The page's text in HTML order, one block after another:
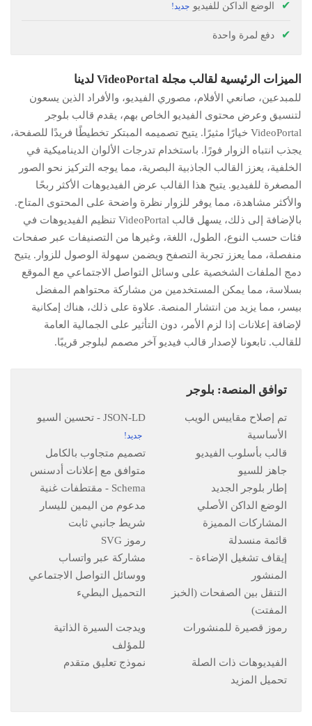
الوضع الداكن للفيديو
دفع لمرة واحدة
الميزات الرئيسية لقالب مجلة VideoPortal لدينا
للمبدعين، صانعي الأفلام، مصوري الفيديو، والأفراد الذين يسعون
لتنسيق وعرض محتوى الفيديو الخاص بهم، يقدم قالب بلوجر
VideoPortal خيارًا مثيرًا. يتيح تصميمه المبتكر تخطيطًا فريدًا للصفحة،
يجذب انتباه الزوار فورًا. باستخدام تدرجات الألوان الديناميكية في
الخلفية، يعزز القالب الجاذبية البصرية، مما يوجه التركيز نحو الصور
المصغرة للفيديو. يتيح هذا القالب عرض الفيديوهات الأكثر ربحًا
والأكثر مشاهدة، مما يوفر للزوار نظرة واضحة على المحتوى المتاح.
بالإضافة إلى ذلك، يسهل قالب VideoPortal تنظيم الفيديوهات في
فئات حسب النوع، الطول، اللغة، وغيرها من التصنيفات عبر صفحات
منفصلة، مما يعزز تجربة التصفح ويضمن سهولة الوصول للزوار. يتيح
دمج الملفات الشخصية على وسائل التواصل الاجتماعي مع الموقع
بسلاسة، مما يمكن المستخدمين من مشاركة محتواهم المفضل
بيسر، مما يزيد من انتشار المنصة. علاوة على ذلك، هناك إمكانية
لإضافة إعلانات إذا لزم الأمر، دون التأثير على الجمالية العامة
للقالب. تابعونا لإصدار قالب فيديو آخر مصمم لبلوجر قريبًا.
توافق المنصة: بلوجر
تم إصلاح مقاييس الويب
الأساسية
JSON-LD - تحسين السيو
قالب بأسلوب الفيديو
تصميم متجاوب بالكامل
جاهز للسيو
متوافق مع إعلانات أدسنس
إطار بلوجر الجديد
Schema - مقتطفات غنية
الوضع الداكن الأصلي
مدعوم من اليمين لليسار
المشاركات المميزة
شريط جانبي ثابت
قائمة منسدلة
رموز SVG
إيقاف تشغيل الإضاءة -
المنشور
مشاركة عبر واتساب
ووسائل التواصل الاجتماعي
التنقل بين الصفحات (الخبز
المفتت)
التحميل البطيء
رموز قصيرة للمنشورات
ويدجت السيرة الذاتية
للمؤلف
الفيديوهات ذات الصلة
نموذج تعليق متقدم
تحميل المزيد